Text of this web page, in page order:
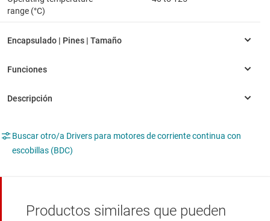
range (°C)
Buscar otro/a Drivers para motores de corriente continua con
escobillas (BDC)
Productos similares que pueden